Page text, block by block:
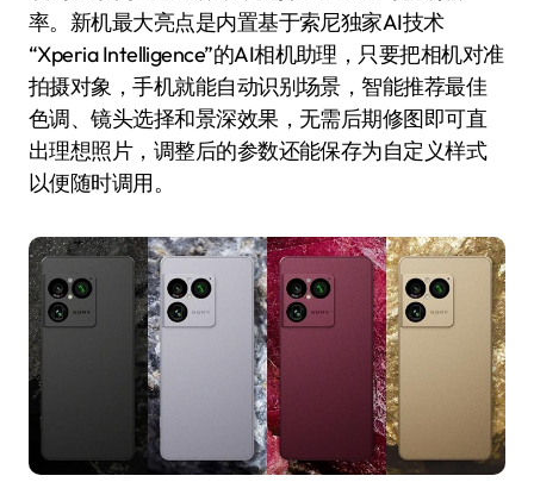
率。新机最大亮点是内置基于索尼独家AI技术
“Xperia Intelligence”的AI相机助理，只要把相机对准
拍摄对象，手机就能自动识别场景，智能推荐最佳
色调、镜头选择和景深效果，无需后期修图即可直
出理想照片，调整后的参数还能保存为自定义样式
以便随时调用。